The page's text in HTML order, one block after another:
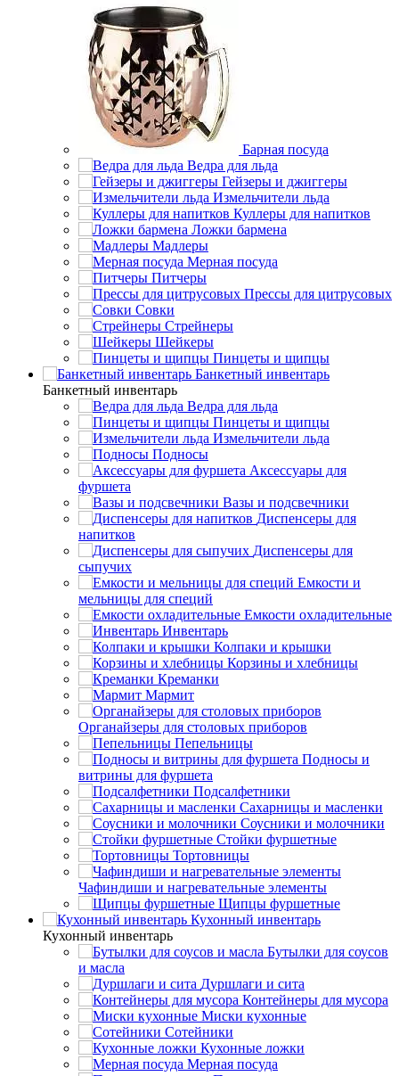
Барная посуда
Ведра для льда
Гейзеры и джиггеры
Измельчители льда
Куллеры для напитков
Ложки бармена
Мадлеры
Мерная посуда
Питчеры
Прессы для цитрусовых
Совки
Стрейнеры
Шейкеры
Пинцеты и щипцы
Банкетный инвентарь
Банкетный инвентарь
Ведра для льда
Пинцеты и щипцы
Измельчители льда
Подносы
Аксессуары для
фуршета
Вазы и подсвечники
Диспенсеры для
напитков
Диспенсеры для
сыпучих
Емкости и
мельницы для специй
Емкости охладительные
Инвентарь
Колпаки и крышки
Корзины и хлебницы
Креманки
Мармит
Органайзеры для столовых приборов
Пепельницы
Подносы и
витрины для фуршета
Подсалфетники
Сахарницы и масленки
Соусники и молочники
Стойки фуршетные
Тортовницы
Чафиндиши и нагревательные элементы
Щипцы фуршетные
Кухонный инвентарь
Кухонный инвентарь
Бутылки для соусов
и масла
Дуршлаги и сита
Контейнеры для мусора
Миски кухонные
Сотейники
Кухонные ложки
Мерная посуда